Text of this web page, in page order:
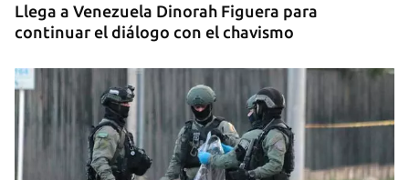
Llega a Venezuela Dinorah Figuera para
continuar el diálogo con el chavismo